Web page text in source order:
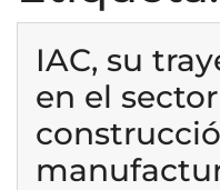
IAC, su
en el